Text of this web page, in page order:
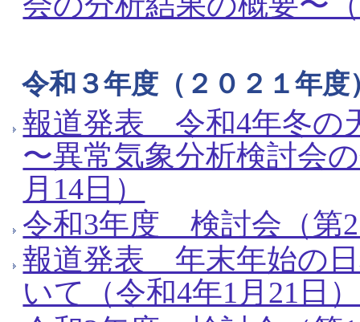
令和３年度（２０２１年度
報道発表 令和4年冬の
〜異常気象分析検討会
月14日）
令和3年度 検討会（第2
報道発表 年末年始の
いて（令和4年1月21日）